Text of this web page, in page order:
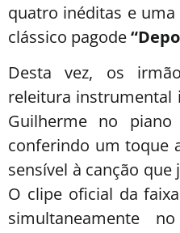
quatro inéditas e uma
clássico pagode
Desta vez, os
releitura instrumental
Guilherme no
conferindo um toque
sensível à canção
O clipe oficial da
simultaneamente